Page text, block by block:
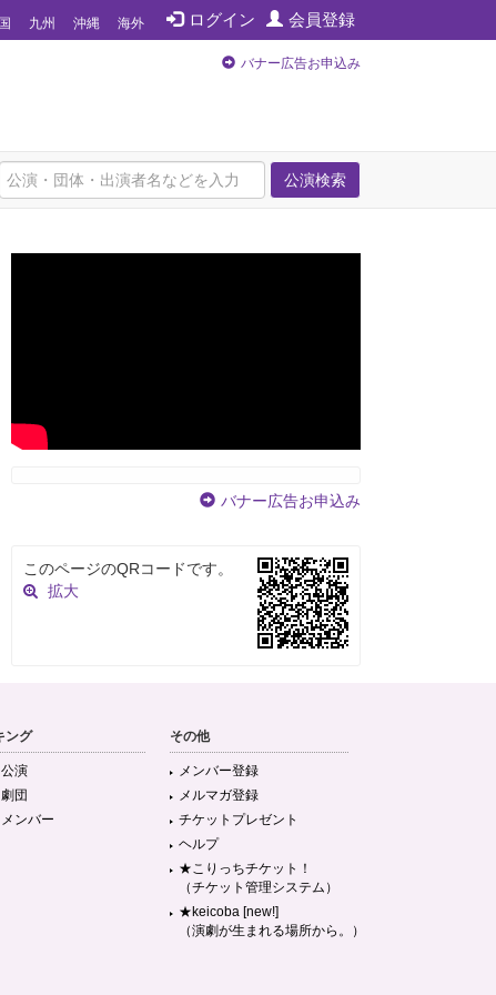
ログイン 会員登録
九州 沖縄 海外
バナー広告お申込み
公演検索
バナー広告お申込み
このページのQRコードです。
拡大
ング
演
団
ンバー
その他
メンバー登録
メルマガ登録
チケットプレゼント
ヘルプ
★こりっちチケット！
（チケット管理システム）
★keicoba [new!]
（演劇が生まれる場所から。）